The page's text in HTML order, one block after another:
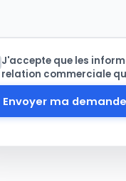
J'accepte que les
relation commerciale
Envoyer ma demande